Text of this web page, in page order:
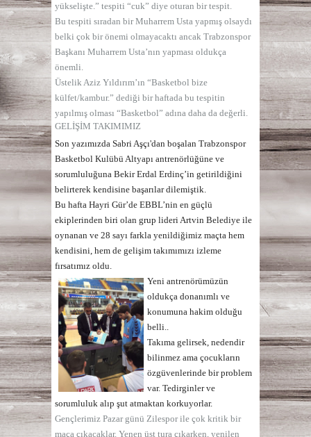
yükselişte.” tespiti “cuk” diye oturan bir tespit.
Bu tespiti sıradan bir Muharrem Usta yapmış olsaydı
belki çok bir önemi olmayacaktı ancak Trabzonspor
Başkanı Muharrem Usta’nın yapması oldukça
önemli.
Üstelik Aziz Yıldırım’ın “Basketbol bize
külfet/kambur.” dediği bir haftada bu tespitin
yapılmış olması “Basketbol” adına daha da değerli.
GELİŞİM TAKIMIMIZ
Son yazımızda Sabri Aşçı'dan boşalan Trabzonspor
Basketbol Kulübü Altyapı antrenörlüğüne ve
sorumluluğuna Bekir Erdal Erdinç’in getirildiğini
belirterek kendisine başarılar dilemiştik.
Bu hafta Hayri Gür’de EBBL’nin en güçlü
ekiplerinden biri olan grup lideri Artvin Belediye ile
oynanan ve 28 sayı farkla yenildiğimiz maçta hem
kendisini, hem de gelişim takımımızı izleme
fırsatımız oldu.
Yeni antrenörümüzün
oldukça donanımlı ve
konumuna hakim olduğu
belli..
Takıma gelirsek, nedendir
bilinmez ama çocukların
özgüvenlerinde bir problem
var. Tedirginler ve
sorumluluk alıp şut atmaktan korkuyorlar.
Gençlerimiz Pazar günü Zilespor ile çok kritik bir
maça çıkacaklar. Yenen üst tura çıkarken, yenilen